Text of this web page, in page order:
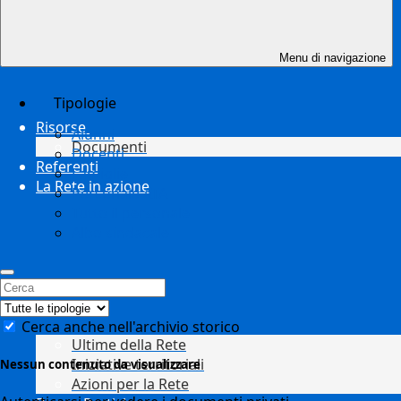
Risorse
Documenti
Referenti
La Rete in azione
Ultime della Rete
Iniziative territoriali
Azioni per la Rete
Menu di navigazione
Tipologie
Alunni
Docenti
Famiglie
Personale ATA
Cerca anche nell'archivio storico
Nessun contenuto da visualizzare